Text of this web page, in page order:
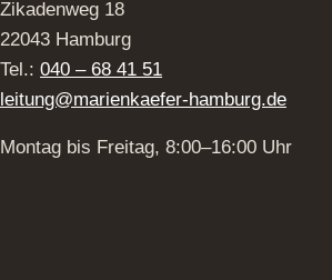
Zikadenweg 18
22043 Hamburg
Tel.: 040 – 68 41 51
leitung@marienkaefer-hamburg.de
Montag bis Freitag, 8:00–16:00 Uhr